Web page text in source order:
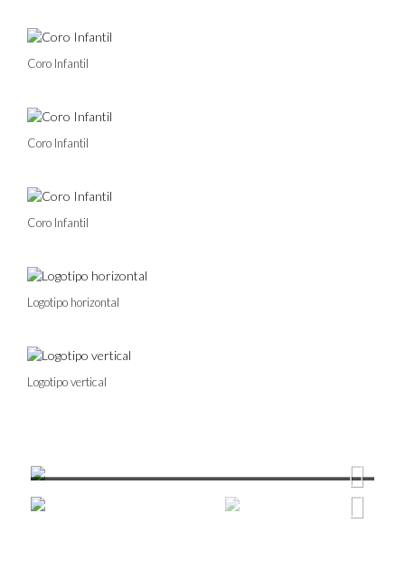
Coro Infantil
Coro Infantil
Coro Infantil
Logotipo horizontal
Logotipo vertical